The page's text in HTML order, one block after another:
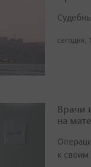
сегодня,
Врачи
на
к своим